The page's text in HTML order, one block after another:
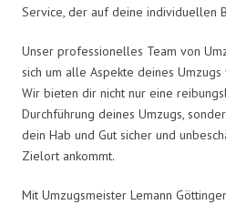
Service, der auf deine individuellen
Unser professionelles Team von
sich um alle Aspekte deines Umzugs
Wir bieten dir nicht nur eine
Durchführung deines Umzugs,
dein Hab und Gut sicher und
Zielort ankommt.
Mit Umzugsmeister Lemann